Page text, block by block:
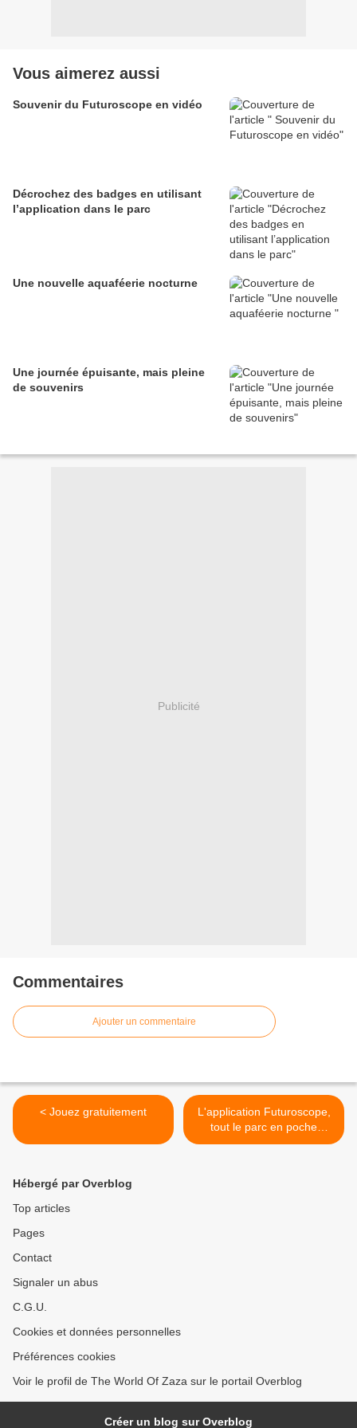
Vous aimerez aussi
Souvenir du Futuroscope en vidéo
Décrochez des badges en utilisant
l’application dans le parc
Une nouvelle aquaféerie nocturne
Une journée épuisante, mais pleine
de souvenirs
Publicité
Commentaires
Ajouter un commentaire
< Jouez gratuitement
L'application Futuroscope,
tout le parc en poche
http://www.futuroscope.com
Hébergé par Overblog
Top articles
Pages
Contact
Signaler un abus
C.G.U.
Cookies et données personnelles
Préférences cookies
Voir le profil de The World Of Zaza sur le portail Overblog
Créer un blog sur Overblog